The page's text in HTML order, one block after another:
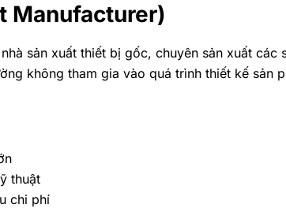
Manufacturer)
nhà sản xuất thiết bị gốc, chuyên sản xuất
không tham gia vào quá trình thiết kế sản
thuật
chi phí